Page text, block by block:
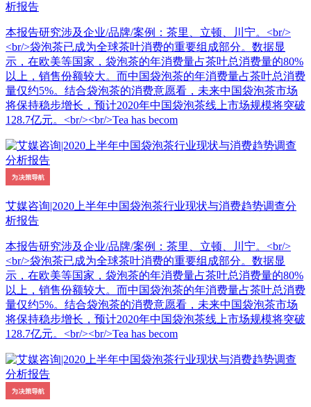
析报告
本报告研究涉及企业/品牌/案例：茶里、立顿、川宁。<br/>
<br/>袋泡茶已成为全球茶叶消费的重要组成部分。数据显
示，在欧美等国家，袋泡茶的年消费量占茶叶总消费量的80%
以上，销售份额较大。而中国袋泡茶的年消费量占茶叶总消费
量仅约5%。结合袋泡茶的消费意愿看，未来中国袋泡茶市场
将保持稳步增长，预计2020年中国袋泡茶线上市场规模将突破
128.7亿元。<br/><br/>Tea has becom
艾媒咨询|2020上半年中国袋泡茶行业现状与消费趋势调查分
析报告
本报告研究涉及企业/品牌/案例：茶里、立顿、川宁。<br/>
<br/>袋泡茶已成为全球茶叶消费的重要组成部分。数据显
示，在欧美等国家，袋泡茶的年消费量占茶叶总消费量的80%
以上，销售份额较大。而中国袋泡茶的年消费量占茶叶总消费
量仅约5%。结合袋泡茶的消费意愿看，未来中国袋泡茶市场
将保持稳步增长，预计2020年中国袋泡茶线上市场规模将突破
128.7亿元。<br/><br/>Tea has becom